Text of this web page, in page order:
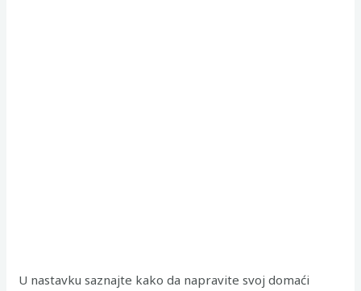
U nastavku saznajte kako da napravite svoj domaći